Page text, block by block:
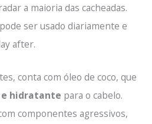
a maioria das cacheadas.
ser usado diariamente e
after.
conta com óleo de coco, que
hidratante para o cabelo.
componentes agressivos,